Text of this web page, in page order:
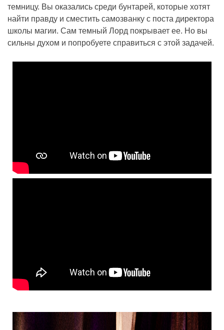
темницу. Вы оказались среди бунтарей, которые хотят
найти правду и сместить самозванку с поста директора
школы магии. Сам темный Лорд покрывает ее. Но вы
сильны духом и попробуете справиться с этой задачей.